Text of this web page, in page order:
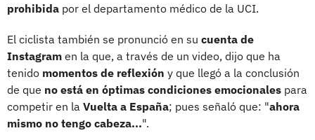
prohibida por el departamento médico de la UCI.
El ciclista también se pronunció en su cuenta de
Instagram en la que, a través de un video, dijo que ha
tenido momentos de reflexión y que llegó a la conclusión
de que no está en óptimas condiciones emocionales para
competir en la Vuelta a España; pues señaló que: "ahora
mismo no tengo cabeza...".